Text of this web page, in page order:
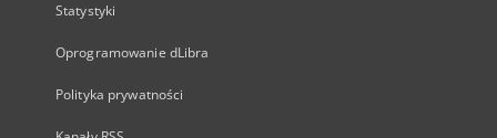
Statystyki
Oprogramowanie dLibra
Polityka prywatności